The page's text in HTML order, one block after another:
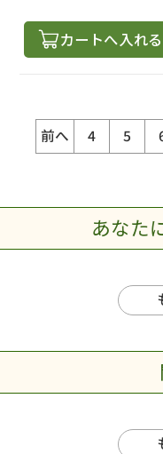
カートへ入れる
前へ 4 5
あなた